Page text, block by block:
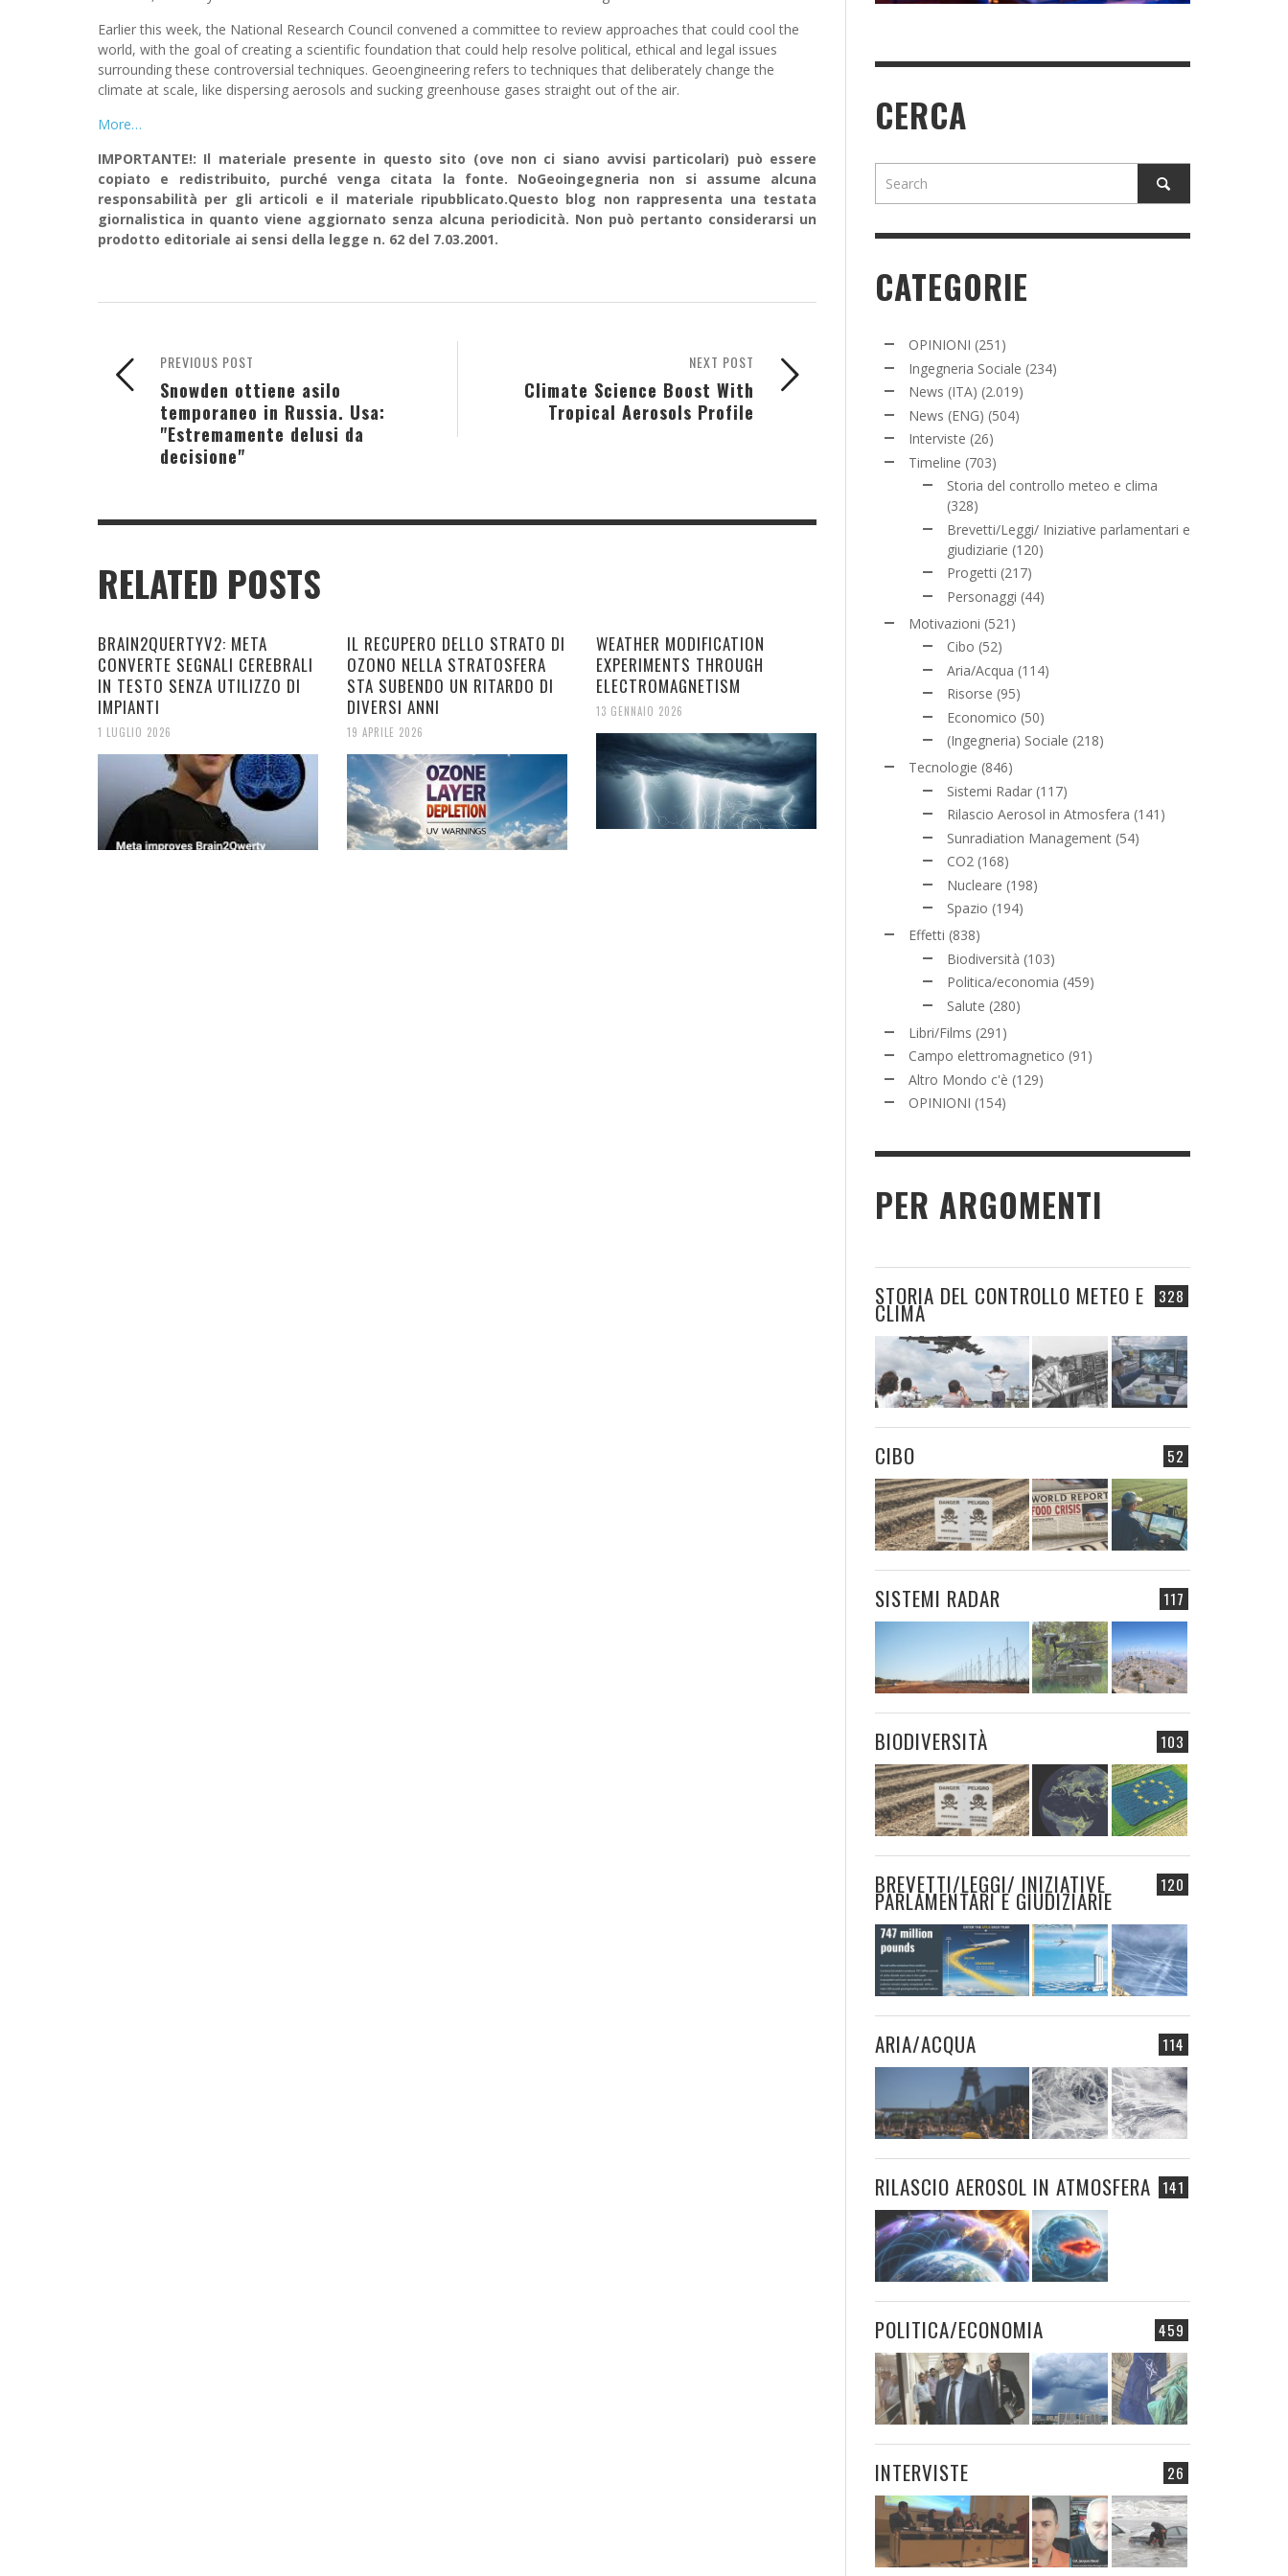
Earlier this week, the National Research Council convened a committee to review approaches that could cool the
world, with the goal of creating a scientific foundation that could help resolve political, ethical and legal issues
surrounding these controversial techniques. Geoengineering refers to techniques that deliberately change the
climate at scale, like dispersing aerosols and sucking greenhouse gases straight out of the air.
More…
IMPORTANTE!: Il materiale presente in questo sito (ove non ci siano avvisi particolari) può essere
copiato e redistribuito, purché venga citata la fonte. NoGeoingegneria non si assume alcuna
responsabilità per gli articoli e il materiale ripubblicato.Questo blog non rappresenta una testata
giornalistica in quanto viene aggiornato senza alcuna periodicità. Non può pertanto considerarsi un
prodotto editoriale ai sensi della legge n. 62 del 7.03.2001.
NEXT POST
Climate Science Boost With
Tropical Aerosols Profile
PREVIOUS POST
Snowden ottiene asilo
temporaneo in Russia. Usa:
"Estremamente delusi da
decisione"
RELATED POSTS
BRAIN2QUERTYV2: META
CONVERTE SEGNALI CEREBRALI
IN TESTO SENZA UTILIZZO DI
IMPIANTI
1 LUGLIO 2026
IL RECUPERO DELLO STRATO DI
OZONO NELLA STRATOSFERA
STA SUBENDO UN RITARDO DI
DIVERSI ANNI
19 APRILE 2026
WEATHER MODIFICATION
EXPERIMENTS THROUGH
ELECTROMAGNETISM
13 GENNAIO 2026
CERCA
CATEGORIE
OPINIONI (251)
Ingegneria Sociale (234)
News (ITA) (2.019)
News (ENG) (504)
Interviste (26)
Timeline (703)
Storia del controllo meteo e clima
(328)
Brevetti/Leggi/ Iniziative parlamentari e
giudiziarie (120)
Progetti (217)
Personaggi (44)
Motivazioni (521)
Cibo (52)
Aria/Acqua (114)
Risorse (95)
Economico (50)
(Ingegneria) Sociale (218)
Tecnologie (846)
Sistemi Radar (117)
Rilascio Aerosol in Atmosfera (141)
Sunradiation Management (54)
CO2 (168)
Nucleare (198)
Spazio (194)
Effetti (838)
Biodiversità (103)
Politica/economia (459)
Salute (280)
Libri/Films (291)
Campo elettromagnetico (91)
Altro Mondo c'è (129)
OPINIONI (154)
PER ARGOMENTI
328
STORIA DEL CONTROLLO METEO E
CLIMA
52
CIBO
117
SISTEMI RADAR
103
BIODIVERSITÀ
120
BREVETTI/LEGGI/ INIZIATIVE
PARLAMENTARI E GIUDIZIARIE
114
ARIA/ACQUA
141
RILASCIO AEROSOL IN ATMOSFERA
459
POLITICA/ECONOMIA
26
INTERVISTE